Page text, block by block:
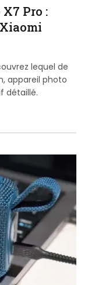
Pro :
lequel de
appareil photo
détaillé.